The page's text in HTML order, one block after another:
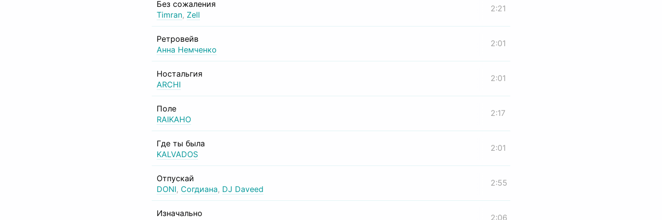
Без сожаления
Timran, Zell
2:21
Ретровейв
Анна Немченко
2:01
Ностальгия
ARCHI
2:01
Поле
RAIKAHO
2:17
Где ты была
KALVADOS
2:01
Отпускай
DONI, Согдиана, DJ Daveed
2:55
Изначально
2:06